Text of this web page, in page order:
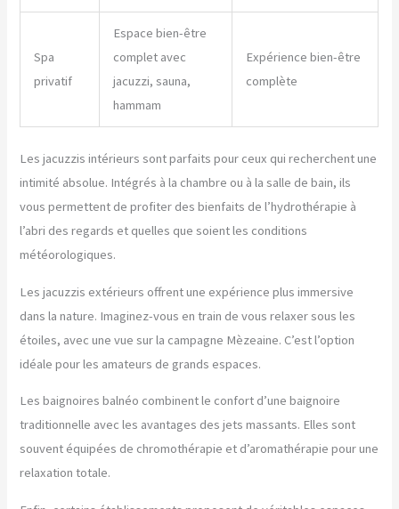
Spa
privatif
Espace bien-être
complet avec
jacuzzi, sauna,
hammam
Expérience bien-être
complète
Les jacuzzis intérieurs sont parfaits pour ceux qui recherchent une
intimité absolue. Intégrés à la chambre ou à la salle de bain, ils
vous permettent de profiter des bienfaits de l’hydrothérapie à
l’abri des regards et quelles que soient les conditions
météorologiques.
Les jacuzzis extérieurs offrent une expérience plus immersive
dans la nature. Imaginez-vous en train de vous relaxer sous les
étoiles, avec une vue sur la campagne Mèzeaine. C’est l’option
idéale pour les amateurs de grands espaces.
Les baignoires balnéo combinent le confort d’une baignoire
traditionnelle avec les avantages des jets massants. Elles sont
souvent équipées de chromothérapie et d’aromathérapie pour une
relaxation totale.